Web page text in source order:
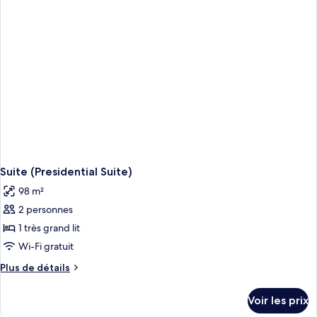
Suite (Presidential Suite)
98 m²
2 personnes
1 très grand lit
Wi-Fi gratuit
Plus de détails
Plus
Voir les prix